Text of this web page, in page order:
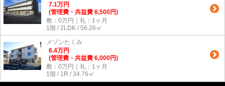
7.1万円
(管理費・共益費 6,500円)
敷：0万円｜礼：1ヶ月
1階 / 2LDK / 56.26㎡
メゾンたくみ
6.4万円
(管理費・共益費 6,000円)
敷：0万円｜礼：1ヶ月
1階 / 1R / 34.76㎡